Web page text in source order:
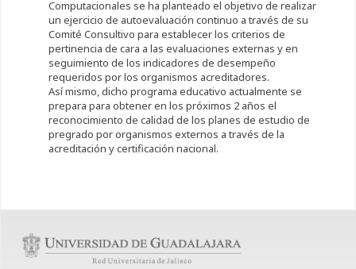
Computacionales se ha planteado el objetivo de realizar
un ejercicio de autoevaluación continuo a través de su
Comité Consultivo para establecer los criterios de
pertinencia de cara a las evaluaciones externas y en
seguimiento de los indicadores de desempeño
requeridos por los organismos acreditadores.
Así mismo, dicho programa educativo actualmente se
prepara para obtener en los próximos 2 años el
reconocimiento de calidad de los planes de estudio de
pregrado por organismos externos a través de la
acreditación y certificación nacional.